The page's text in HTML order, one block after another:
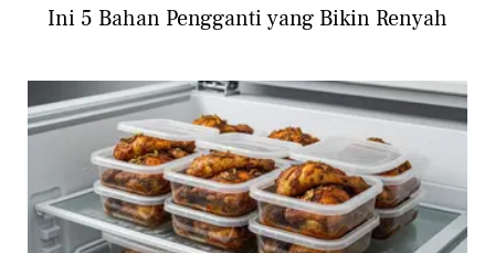
Ini 5 Bahan Pengganti yang Bikin Renyah